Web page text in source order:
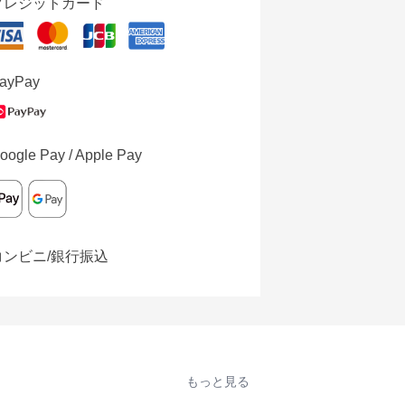
レジットカード
Pay / Apple Pay
ンビニ/銀行振込
もっと見る